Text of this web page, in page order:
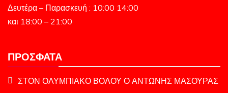
Δευτέρα – Παρασκευή : 10:00 14:00
και 18:00 – 21:00
ΠΡΌΣΦΑΤΑ
ΣΤΟΝ ΟΛΥΜΠΙΑΚΟ ΒΟΛΟΥ Ο ΑΝΤΩΝΗΣ ΜΑΣΟΥΡΑΣ